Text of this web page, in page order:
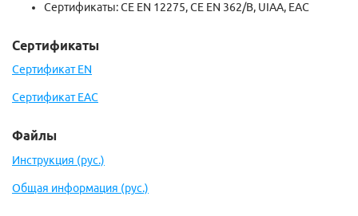
Сертификаты:CE EN 12275,CE EN 362/B, UIAA, ЕАС
Сертификаты
Сертификат EN
Сертификат EAC
Файлы
Инструкция (рус.)
Общая информация (рус.)